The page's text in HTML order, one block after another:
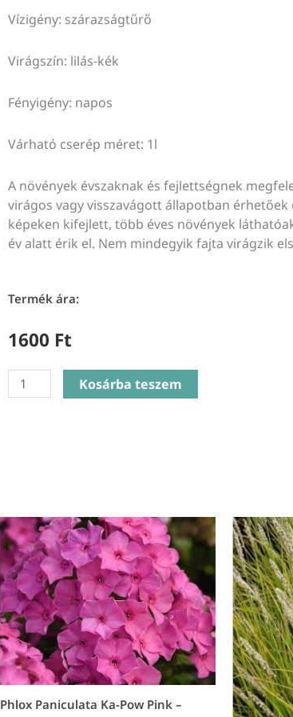
Vízigény: szárazságtűrő
Virágszín: lilás-kék
Fényigény: napos
Várható cserép méret: 1l
A növények évszaknak és fejlettségnek
virágos vagy visszavágott állapotban
képeken kifejlett, több éves növények
év alatt érik el. Nem mindegyik fajta virágzik
Termék ára:
1600 Ft
Scabiosa
columbaria
Kosárba teszem
Phlox Paniculata Ka-Pow Pink –